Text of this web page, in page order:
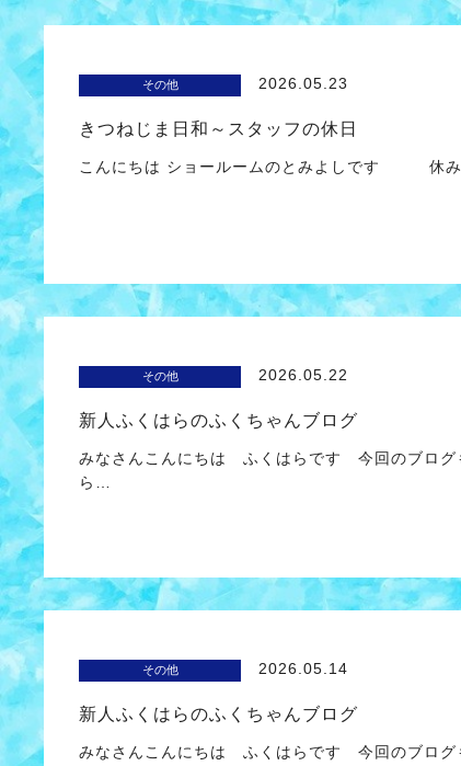
その他 2026.05.23
きつねじま日和～スタッフの休日
こんにちは ショールームのとみよしです 休み
その他 2026.05.22
新人ふくはらのふくちゃんブログ
みなさんこんにちは ふくはらです 今回のブログ
ら…
その他 2026.05.14
新人ふくはらのふくちゃんブログ
みなさんこんにちは ふくはらです 今回のブログ